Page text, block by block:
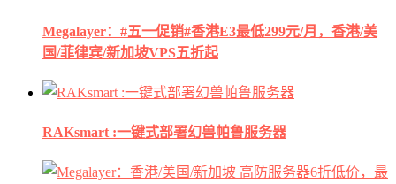
Megalayer：#五一促销#香港E3最低299元/月，香港/美
国/菲律宾/新加坡VPS五折起
RAKsmart :一键式部署幻兽帕鲁服务器